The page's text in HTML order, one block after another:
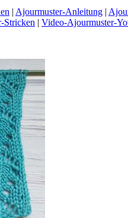
| Ajourmuster-Anleitung |
Stricken | Video-Ajourmuster-